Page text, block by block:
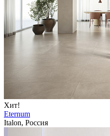
Хит!
Eternum
Italon, Россия